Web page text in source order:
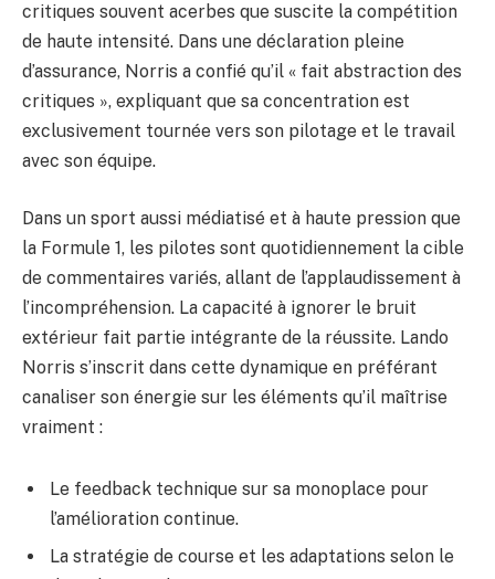
critiques souvent acerbes que suscite la compétition
de haute intensité. Dans une déclaration pleine
d’assurance, Norris a confié qu’il « fait abstraction des
critiques », expliquant que sa concentration est
exclusivement tournée vers son pilotage et le travail
avec son équipe.
Dans un sport aussi médiatisé et à haute pression que
la Formule 1, les pilotes sont quotidiennement la cible
de commentaires variés, allant de l’applaudissement à
l’incompréhension. La capacité à ignorer le bruit
extérieur fait partie intégrante de la réussite. Lando
Norris s’inscrit dans cette dynamique en préférant
canaliser son énergie sur les éléments qu’il maîtrise
vraiment :
Le feedback technique sur sa monoplace pour
l’amélioration continue.
La stratégie de course et les adaptations selon le